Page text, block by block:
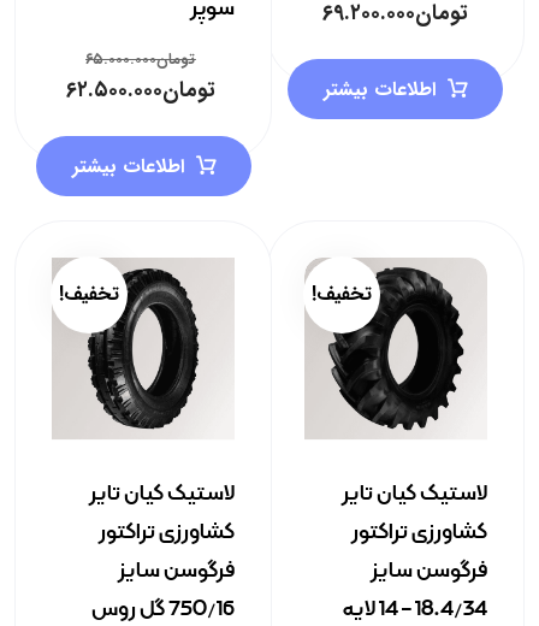
تومان۶۹.۲۰۰.۰۰۰
اطلاعات بیشتر
سوپر
تومان۶۵.۰۰۰.۰۰۰
تومان۶۲.۵۰۰.۰۰۰
اطلاعات بیشتر
لاستیک کیان تایر
کشاورزی تراکتور
فرگوسن سایز
18.4/34 – 14 لایه
تخفیف!
لاستیک کیان تایر
کشاورزی تراکتور
فرگوسن سایز
750/16 گل روس
تخفیف!